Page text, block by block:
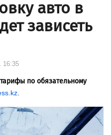
авто в
зависеть
16:35
по обязательному
.